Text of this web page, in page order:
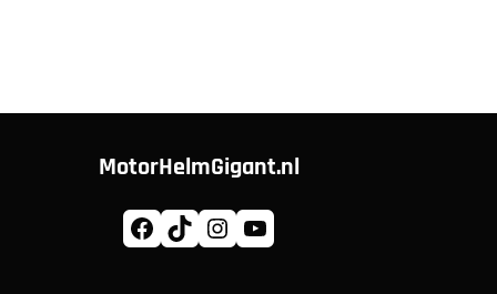
MotorHelmGigant.nl
Facebook TikTok Instagram YouTube